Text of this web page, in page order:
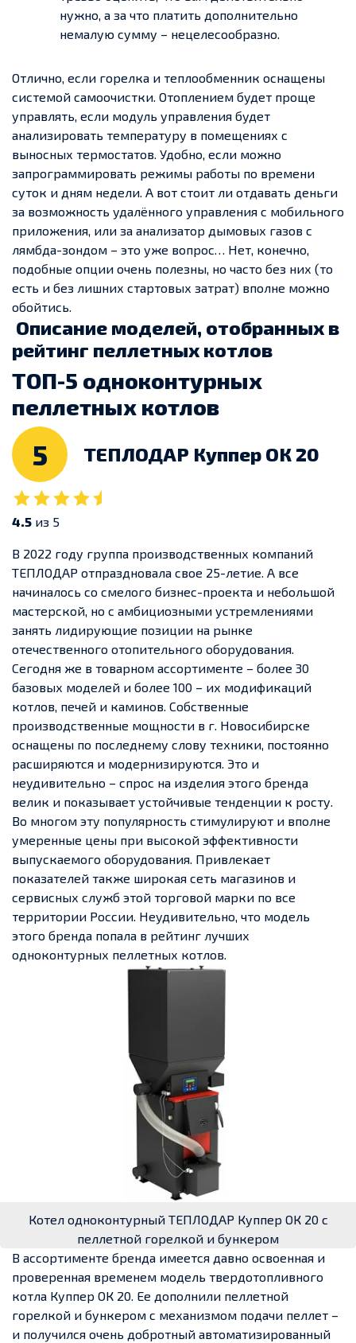
нужно, а за что платить дополнительно
немалую сумму – нецелесообразно.
Отлично, если горелка и теплообменник оснащены
системой самоочистки. Отоплением будет проще
управлять, если модуль управления будет
анализировать температуру в помещениях с
выносных термостатов. Удобно, если можно
запрограммировать режимы работы по времени
суток и дням недели. А вот стоит ли отдавать деньги
за возможность удалённого управления с мобильного
приложения, или за анализатор дымовых газов с
лямбда-зондом – это уже вопрос… Нет, конечно,
подобные опции очень полезны, но часто без них (то
есть и без лишних стартовых затрат) вполне можно
обойтись.
Описание моделей, отобранных в
рейтинг пеллетных котлов
ТОП-5 одноконтурных
пеллетных котлов
5 ТЕПЛОДАР Куппер ОК 20
4.5 из 5
В 2022 году группа производственных компаний
ТЕПЛОДАР отпраздновала свое 25-летие. А все
начиналось со смелого бизнес-проекта и небольшой
мастерской, но с амбициозными устремлениями
занять лидирующие позиции на рынке
отечественного отопительного оборудования.
Сегодня же в товарном ассортименте – более 30
базовых моделей и более 100 – их модификаций
котлов, печей и каминов. Собственные
производственные мощности в г. Новосибирске
оснащены по последнему слову техники, постоянно
расширяются и модернизируются. Это и
неудивительно – спрос на изделия этого бренда
велик и показывает устойчивые тенденции к росту.
Во многом эту популярность стимулируют и вполне
умеренные цены при высокой эффективности
выпускаемого оборудования. Привлекает
показателей также широкая сеть магазинов и
сервисных служб этой торговой марки по все
территории России. Неудивительно, что модель
этого бренда попала в рейтинг лучших
одноконтурных пеллетных котлов.
Котел одноконтурный ТЕПЛОДАР Куппер ОК 20 с
пеллетной горелкой и бункером
В ассортименте бренда имеется давно освоенная и
проверенная временем модель твердотопливного
котла Куппер ОК 20. Ее дополнили пеллетной
горелкой и бункером с механизмом подачи пеллет –
и получился очень добротный автоматизированный